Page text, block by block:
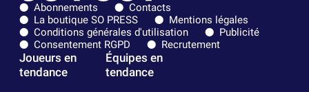
Abonnements
Contacts
La boutique SO PRESS
Mentions légales
Conditions générales d'utilisation
Publicité
Consentement RGPD
Recrutement
Joueurs en
tendance
Équipes en
tendance